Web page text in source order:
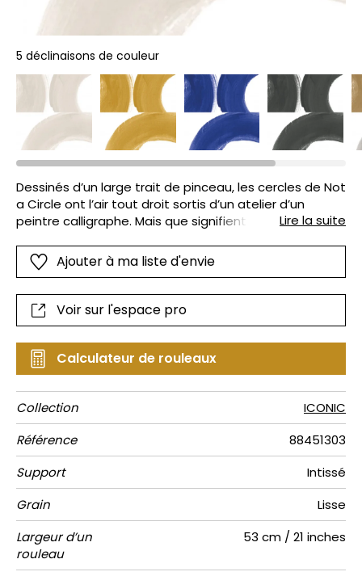
5 déclinaisons de couleur
Dessinés d’un large trait de pinceau, les cercles de Not
a Circle ont l’air tout droit sortis d’un atelier d’un
peintre calligraphe. Mais que signifient-ils ? Leur pose
dessinent un motif énigmatique, entre abstraction et
graphisme pur.
Lire la suite
Ajouter à ma liste d'envie
Voir sur l'espace pro
Calculateur de rouleaux
Collection
ICONIC
Référence
88451303
Support
Intissé
Grain
Lisse
Largeur d’un
rouleau
53 cm / 21 inches